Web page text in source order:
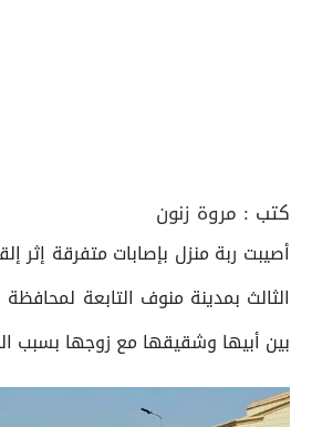
كتب : مروة زنون
أصيبت ربة منزل بإصابات متفرقة إثر
الثالث بمدينة منوف التابعة
بين أبيها وشقيقها مع زوجها بسبب